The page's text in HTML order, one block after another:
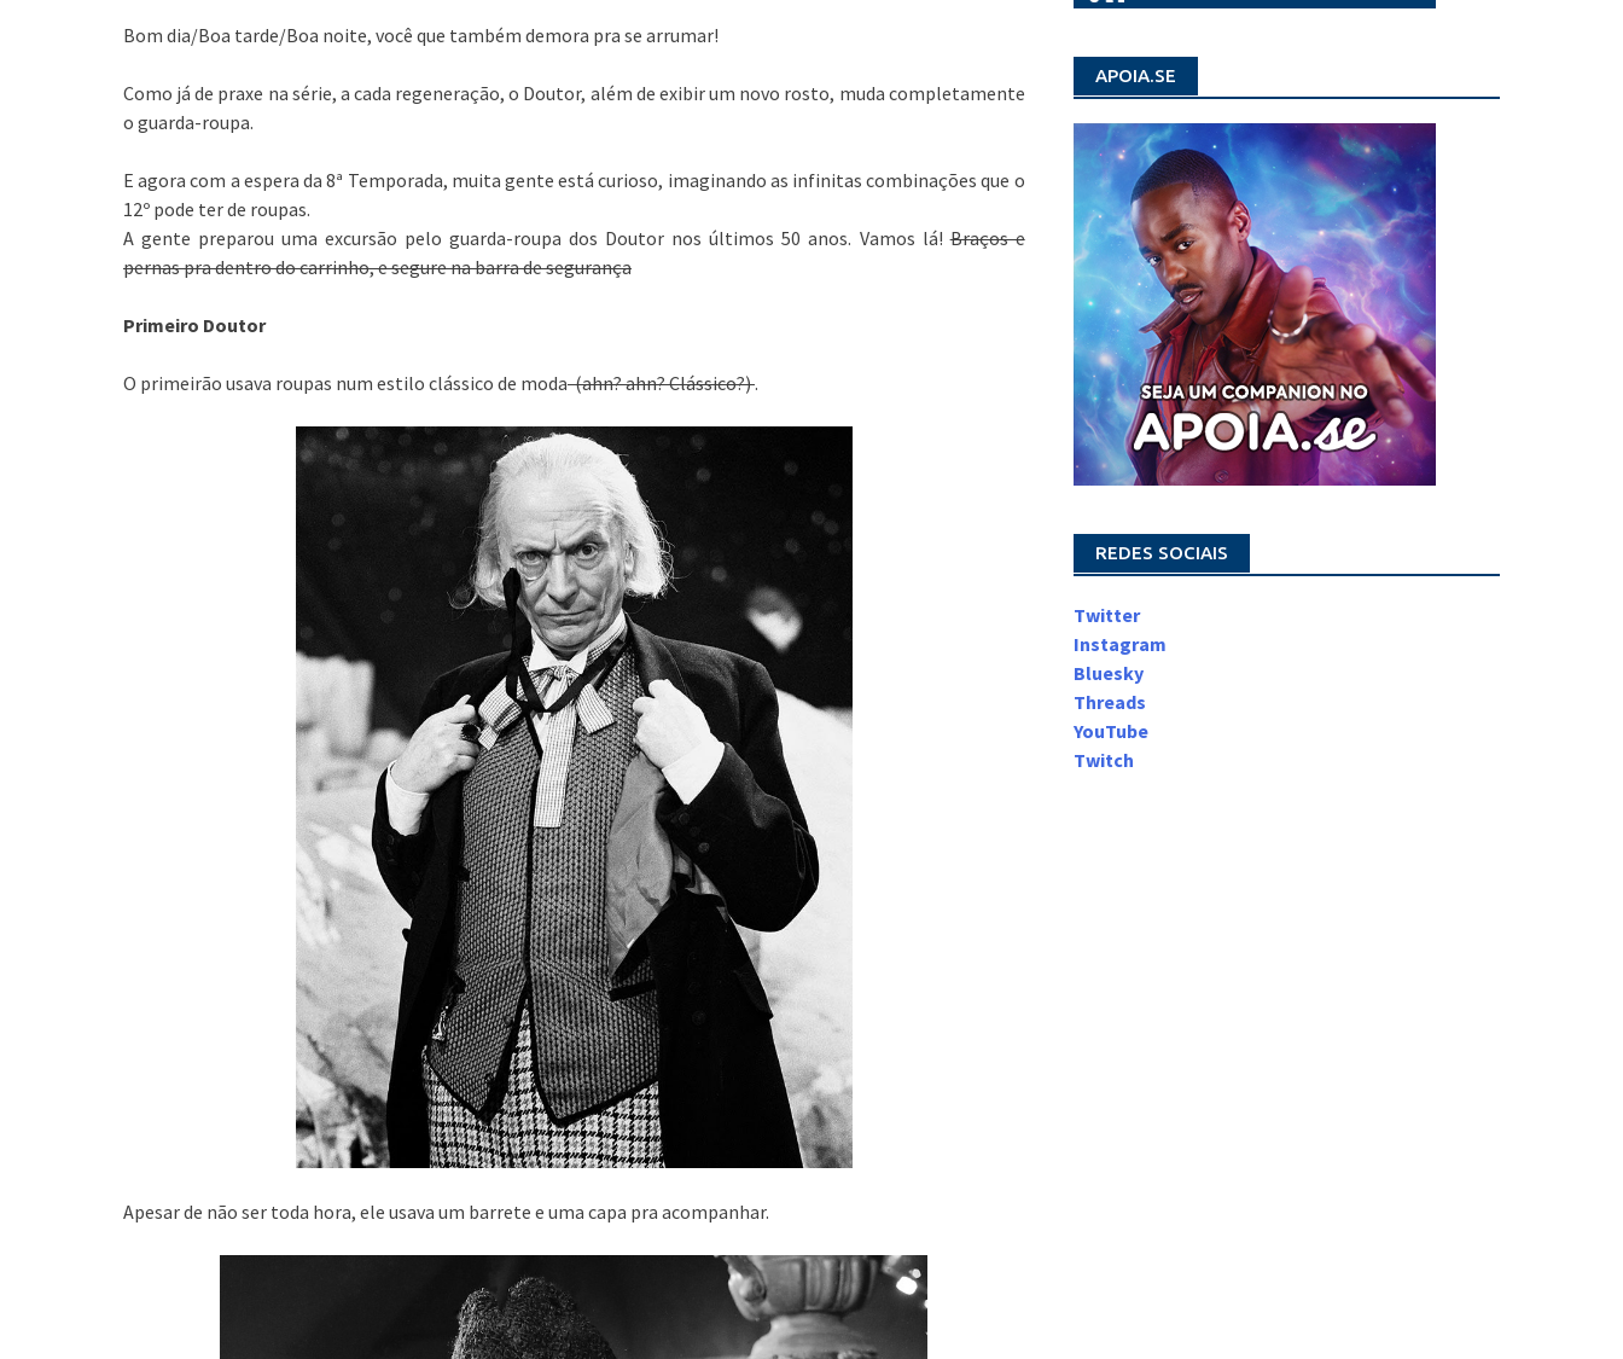
Bom dia/Boa tarde/Boa noite, você que também demora pra se arrumar!
Como já de praxe na série, a cada regeneração, o Doutor, além de exibir um novo rosto, muda completamente
o guarda-roupa.
E agora com a espera da 8ª Temporada, muita gente está curioso, imaginando as infinitas combinações que o
12º pode ter de roupas.
A gente preparou uma excursão pelo guarda-roupa dos Doutor nos últimos 50 anos. Vamos lá!Braços e
pernas pra dentro do carrinho, e segure na barra de segurança
Primeiro Doutor
O primeirão usava roupas num estilo clássico de moda(ahn? ahn? Clássico?).
Apesar de não ser toda hora, ele usava um barrete e uma capa pra acompanhar.
APOIA.SE
REDES SOCIAIS
Twitter
Instagram
Bluesky
Threads
YouTube
Twitch